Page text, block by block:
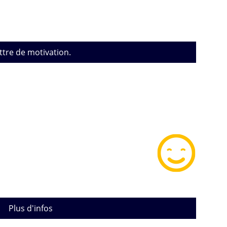
de motivation.
Plus d'infos